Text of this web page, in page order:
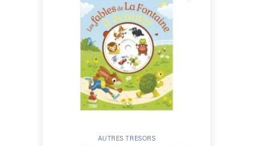
AUTRES TRÉSORS